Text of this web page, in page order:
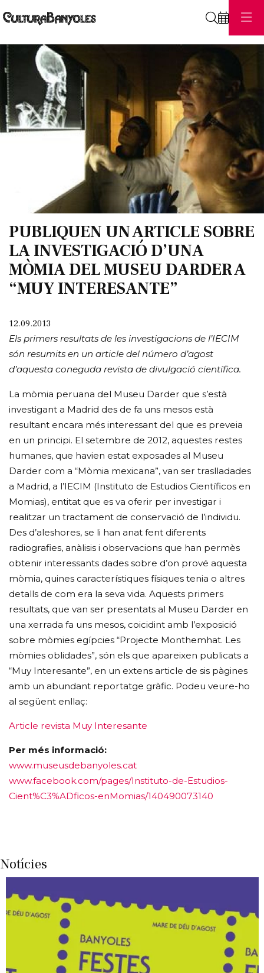
PUBLIQUEN UN ARTICLE SOBRE
LA INVESTIGACIÓ D’UNA
MÒMIA DEL MUSEU DARDER A
“MUY INTERESANTE”
12.09.2013
Els primers resultats de les investigacions de l’IECIM
són resumits en un article del número d’agost
d’aquesta coneguda revista de divulgació científica.
La mòmia peruana del Museu Darder que s’està
investigant a Madrid des de fa uns mesos està
resultant encara més interessant del que es preveia
en un principi. El setembre de 2012, aquestes restes
humanes, que havien estat exposades al Museu
Darder com a “Mòmia mexicana”, van ser traslladades
a Madrid, a l’IECIM (Instituto de Estudios Científicos en
Momias), entitat que es va oferir per investigar i
realitzar un tractament de conservació de l’individu.
Des d’aleshores, se li han anat fent diferents
radiografies, anàlisis i observacions que han permès
obtenir interessants dades sobre d’on prové aquesta
mòmia, quines característiques físiques tenia o altres
detalls de com era la seva vida. Aquests primers
resultats, que van ser presentats al Museu Darder en
una xerrada fa uns mesos, coicidint amb l’exposició
sobre mòmies egípcies “Projecte Monthemhat. Les
mòmies oblidades”, són els que apareixen publicats a
“Muy Interesante”, en un extens article de sis pàgines
amb un abundant reportatge gràfic. Podeu veure-ho
al següent enllaç:
Article revista Muy Interesante
Per més informació:
www.museusdebanyoles.cat
www.facebook.com/pages/Instituto-de-Estudios-
Cient%C3%ADficos-enMomias/140490073140
Notícies